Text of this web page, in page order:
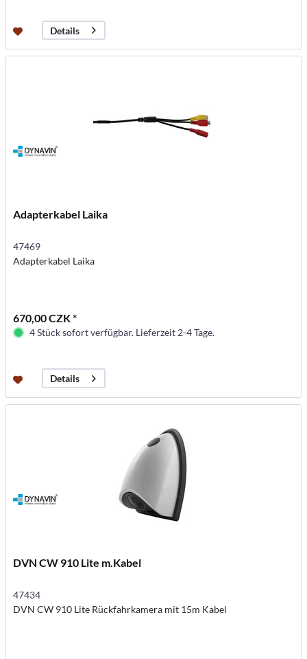
Details
Adapterkabel Laika
47469
Adapterkabel Laika
670,00 CZK *
4 Stück sofort verfügbar. Lieferzeit 2-4 Tage.
Details
DVN CW 910 Lite m.Kabel
47434
DVN CW 910 Lite Rückfahrkamera mit 15m Kabel